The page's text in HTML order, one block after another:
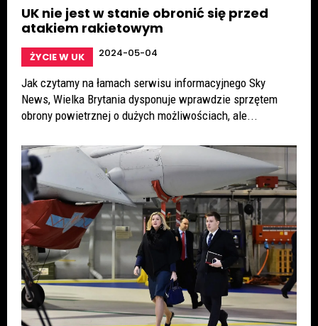
UK nie jest w stanie obronić się przed
atakiem rakietowym
ŻYCIE W UK 2024-05-04
Jak czytamy na łamach serwisu informacyjnego Sky
News, Wielka Brytania dysponuje wprawdzie sprzętem
obrony powietrznej o dużych możliwościach, ale...